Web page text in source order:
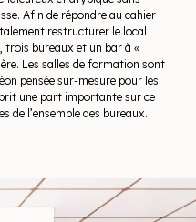
Afin de répondre au cahier
restructurer le local
trois bureaux et un bar à «
Les salles de formation sont
pensée sur-mesure pour les
une part importante sur ce
de l’ensemble des bureaux.